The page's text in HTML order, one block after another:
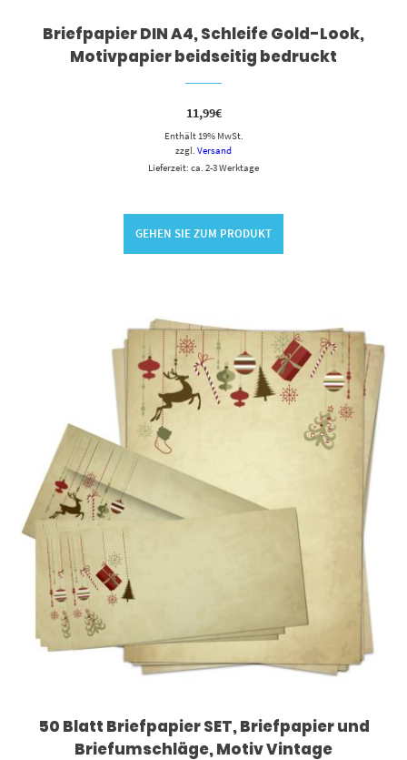
Briefpapier DIN A4, Schleife Gold-Look,
Motivpapier beidseitig bedruckt
11,99€
Enthält 19% MwSt.
zzgl. Versand
Lieferzeit: ca. 2-3 Werktage
GEHEN SIE ZUM PRODUKT
50 Blatt Briefpapier SET, Briefpapier und
Briefumschläge, Motiv Vintage